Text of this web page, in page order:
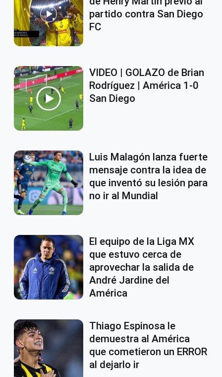
partido contra San Diego
FC
VIDEO | GOLAZO de Brian
Rodríguez | América 1-0
San Diego
Luis Malagón lanza fuerte
mensaje contra la idea de
que inventó su lesión para
no ir al Mundial
El equipo de la Liga MX
que estuvo cerca de
aprovechar la salida de
André Jardine del
América
Thiago Espinosa le
demuestra al América
que cometieron un ERROR
al dejarlo ir